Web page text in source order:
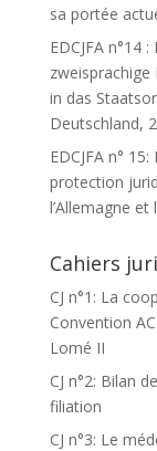
sa portée
EDCJFA n°14
zweisprachige
in das
Deutschland,
EDCJFA n°
protection
l’Allemagne et
Cahiers
CJ n°1: La
Convention
Lomé II
CJ n°2: Bilan
filiation
CJ n°3: Le